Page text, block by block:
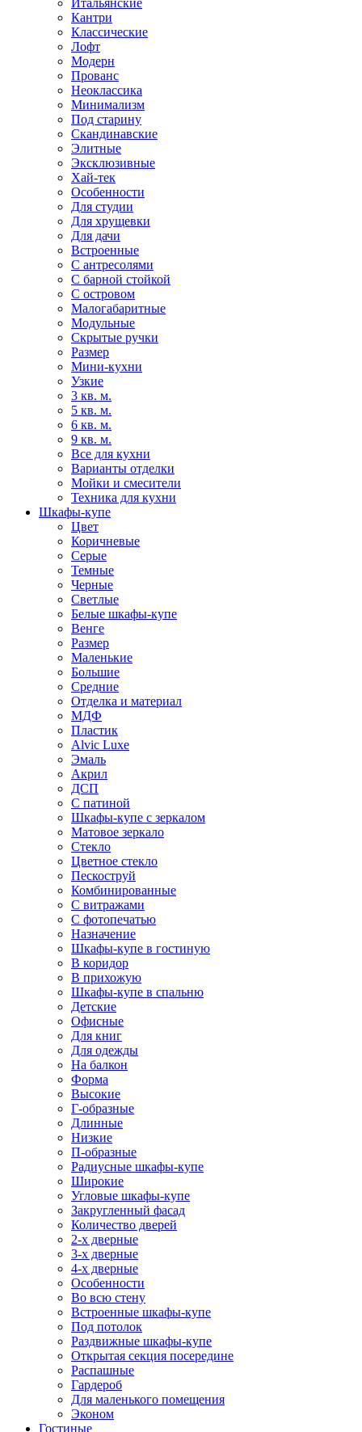
Итальянские
Кантри
Классические
Лофт
Модерн
Прованс
Неоклассика
Минимализм
Под старину
Скандинавские
Элитные
Эксклюзивные
Хай-тек
Особенности
Для студии
Для хрущевки
Для дачи
Встроенные
С антресолями
С барной стойкой
С островом
Малогабаритные
Модульные
Скрытые ручки
Размер
Мини-кухни
Узкие
3 кв. м.
5 кв. м.
6 кв. м.
9 кв. м.
Все для кухни
Варианты отделки
Мойки и смесители
Техника для кухни
Шкафы-купе
Цвет
Коричневые
Серые
Темные
Черные
Светлые
Белые шкафы-купе
Венге
Размер
Маленькие
Большие
Средние
Отделка и материал
МДФ
Пластик
Alvic Luxe
Эмаль
Акрил
ДСП
С патиной
Шкафы-купе с зеркалом
Матовое зеркало
Стекло
Цветное стекло
Пескоструй
Комбинированные
С витражами
С фотопечатью
Назначение
Шкафы-купе в гостиную
В коридор
В прихожую
Шкафы-купе в спальню
Детские
Офисные
Для книг
Для одежды
На балкон
Форма
Высокие
Г-образные
Длинные
Низкие
П-образные
Радиусные шкафы-купе
Широкие
Угловые шкафы-купе
Закругленный фасад
Количество дверей
2-х дверные
3-х дверные
4-х дверные
Особенности
Во всю стену
Встроенные шкафы-купе
Под потолок
Раздвижные шкафы-купе
Открытая секция посередине
Распашные
Гардероб
Для маленького помещения
Эконом
Гостиные